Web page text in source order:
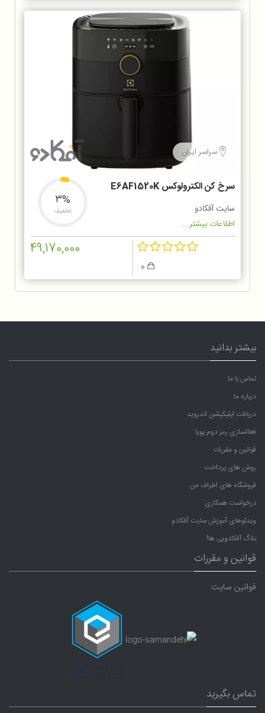
سراسر ایران
سرخ کن الکترولوکس E6AF1520K
سایت آفکادو
اطلاعات بیشتر...
3%
تخفیف
49,170,000
بیشتر بدانید
تماس با ما
درباره ما
دریافت اپلیکیشن اندروید
فعالسازی رمز دوم پویا
قوانین و مقررات
روش های پرداخت
فروشگاه های اطراف من
درخواست همکاری
ویدئوهای آموزش سایت آفکادو
بلاگ آفکادویی ها!
قوانین و مقررات
قوانین سایت
تماس بگیرید